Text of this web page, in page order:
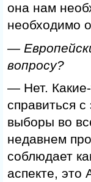
она нам
необходимо
—
вопросу?
— Нет. Какие-
справиться
выборы во
недавнем
соблюдает
аспекте, это